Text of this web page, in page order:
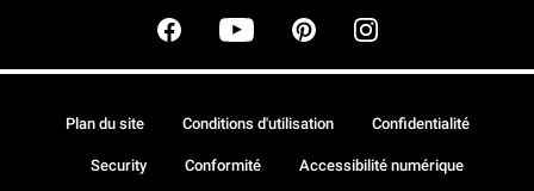
Plan du site Conditions d'utilisation Confidentialité
Security Conformité Accessibilité numérique